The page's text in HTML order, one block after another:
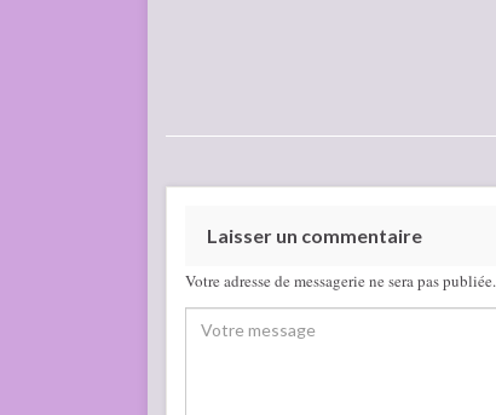
Laisser un commentaire
Votre adresse de messagerie ne sera pas publiée.